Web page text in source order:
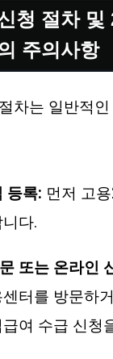
청 절차 및
주의사항
차는 일반적
등록: 먼저 고
다.
또는 온라인
터를 방문하
여 수급 신청